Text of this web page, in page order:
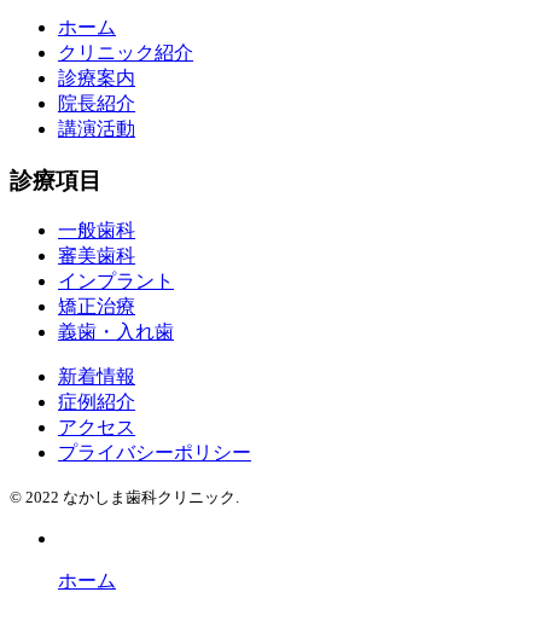
ホーム
クリニック紹介
診療案内
院長紹介
講演活動
診療項目
一般歯科
審美歯科
インプラント
矯正治療
義歯・入れ歯
新着情報
症例紹介
アクセス
プライバシーポリシー
© 2022 なかしま歯科クリニック.
ホーム